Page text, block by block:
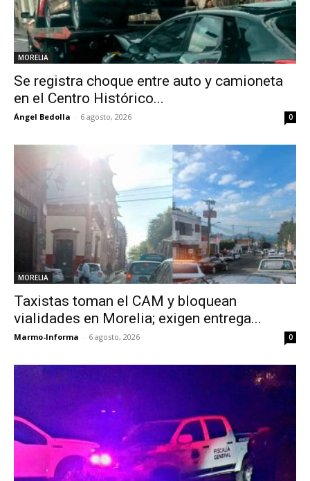
MORELIA
Se registra choque entre auto y camioneta
en el Centro Histórico...
Ángel Bedolla - 6 agosto, 2026 0
MORELIA
Taxistas toman el CAM y bloquean
vialidades en Morelia; exigen entrega...
Marmo-Informa - 6 agosto, 2026 0